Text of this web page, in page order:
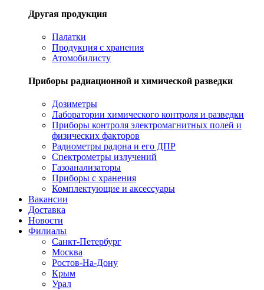
Другая продукция
Палатки
Продукция с хранения
Атомобилисту
Приборы радиационной и химической разведки
Дозиметры
Лаборатории химического контроля и разведки
Приборы контроля электромагнитных полей и
физических факторов
Радиометры радона и его ДПР
Спектрометры излучений
Газоанализаторы
Приборы с хранения
Комплектующие и аксессуары
Вакансии
Доставка
Новости
Филиалы
Санкт-Петербург
Москва
Ростов-На-Дону
Крым
Урал